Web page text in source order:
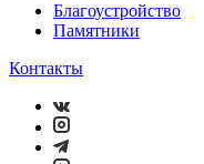
Благоустройство
Памятники
Контакты